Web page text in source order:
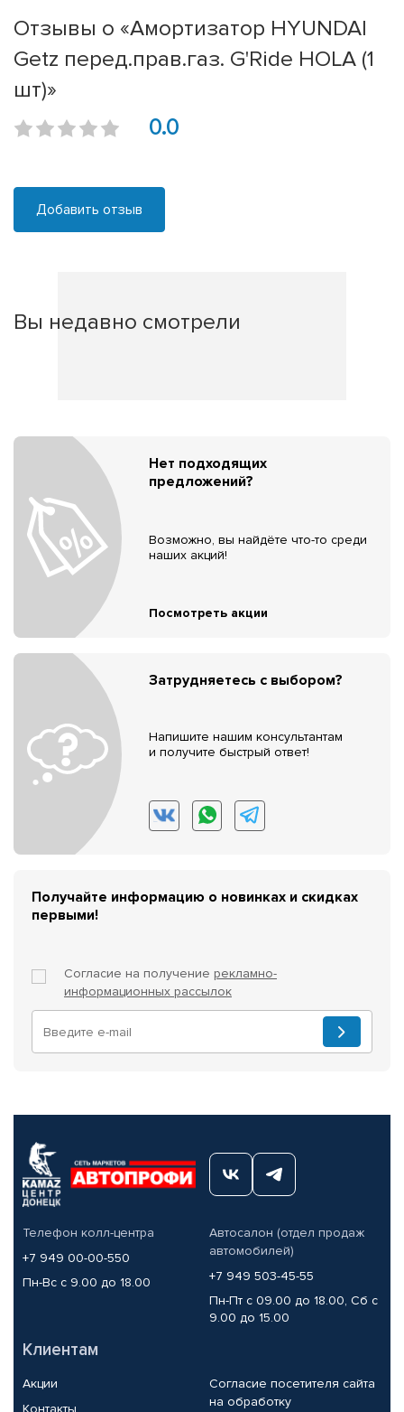
Отзывы о «Амортизатор HYUNDAI
Getz перед.прав.газ. G'Ride HOLA (1
шт)»
0.0
Добавить отзыв
Вы недавно смотрели
Нет подходящих
предложений?
Возможно, вы найдёте что-то среди
наших акций!
Посмотреть акции
Затрудняетесь с выбором?
Напишите нашим консультантам
и получите быстрый ответ!
Получайте информацию о новинках и скидках
первыми!
Согласие на получение рекламно-
информационных рассылок
Телефон колл-центра
+7 949 00-00-550
Пн-Вс с 9.00 до 18.00
Автосалон (отдел продаж
автомобилей)
+7 949 503-45-55
Пн-Пт с 09.00 до 18.00, Сб с
9.00 до 15.00
Клиентам
Акции
Контакты
Согласие посетителя сайта
на обработку